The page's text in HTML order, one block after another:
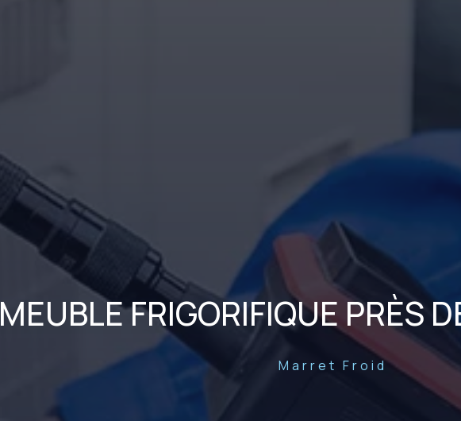
MEUBLE FRIGORIFIQUE PRÈS
Marret Froid